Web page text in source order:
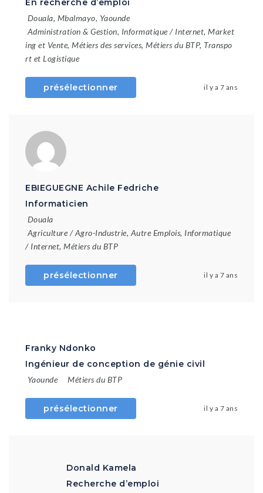
En recherche d’emploi
Douala, Mbalmayo, Yaounde
Administration & Gestion, Informatique / Internet, Market
ing et Vente, Métiers des services, Métiers du BTP, Transpo
rt et Logistique
présélectionner il y a 7 ans
EBIEGUEGNE Achile Fedriche
Informaticien
Douala
Agriculture / Agro-Industrie, Autre Emplois, Informatique
/ Internet, Métiers du BTP
présélectionner il y a 7 ans
Franky Ndonko
Ingénieur de conception de génie civil
Yaounde Métiers du BTP
présélectionner il y a 7 ans
Donald Kamela
Recherche d’emploi